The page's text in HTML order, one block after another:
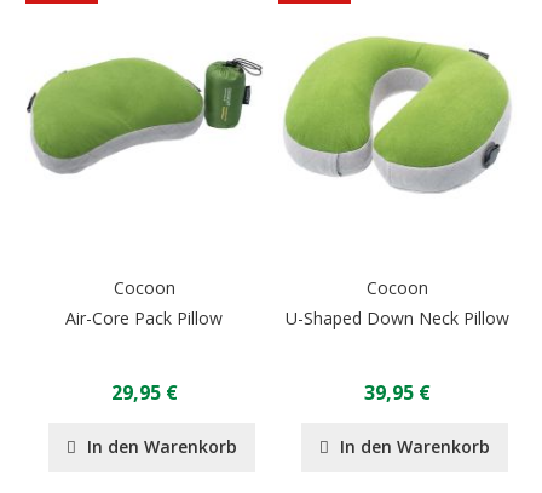
Cocoon
Air-Core Pack Pillow
29,95 €
In den Warenkorb
Cocoon
U-Shaped Down Neck Pillow
39,95 €
In den Warenkorb